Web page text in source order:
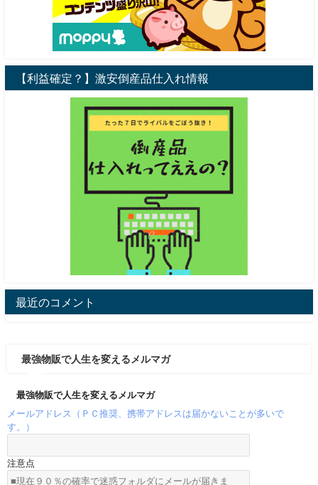
【利益確定？】激安倒産品仕入れ情報
最近のコメント
最強物販で人生を変えるメルマガ
最強物販で人生を変えるメルマガ
メールアドレス（ＰＣ推奨、携帯アドレスは届かないことが多いで
す。）
注意点